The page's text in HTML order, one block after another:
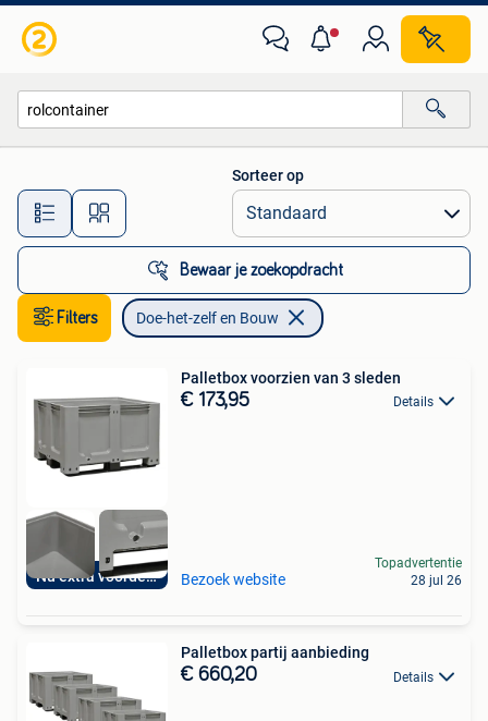
Alle afstanden…
Sorteer op
Bewaar je zoekopdracht
Filters Doe-het-zelf en Bouw
Nu extra voordelig
Palletbox voorzien van 3 sleden
€ 173,95 Details
Bezoek website
Topadvertentie
28 jul 26
Palletbox partij aanbieding
€ 660,20 Details